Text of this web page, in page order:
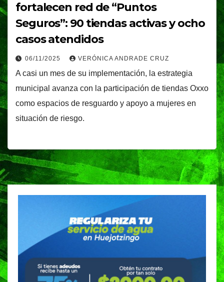
fortalecen red de “Puntos
Seguros”: 90 tiendas activas y ocho
casos atendidos
06/11/2025 VERÓNICA ANDRADE CRUZ
A casi un mes de su implementación, la estrategia
municipal avanza con la participación de tiendas Oxxo
como espacios de resguardo y apoyo a mujeres en
situación de riesgo.